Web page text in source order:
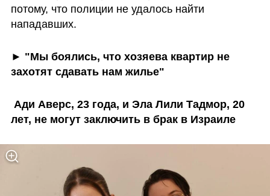
потому, что полиции не удалось найти
нападавших.
► "Мы боялись, что хозяева квартир не
захотят сдавать нам жилье"
лет, не могут заключить в брак в Израиле